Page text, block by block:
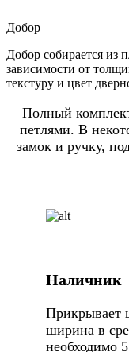
Добор
Добор собирается из
зависимости от
текстуру и цвет
Полный
петлями. В
замок и ручку,
Наличник
Прикрывает
ширина в
необходимо